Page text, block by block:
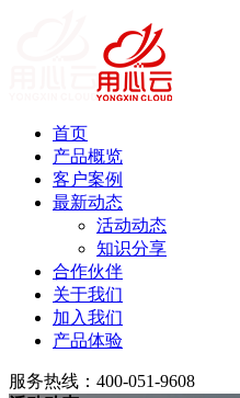
首页
产品概览
客户案例
最新动态
活动动态
知识分享
合作伙伴
关于我们
加入我们
产品体验
服务热线：400-051-9608